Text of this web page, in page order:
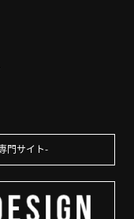
門サイト